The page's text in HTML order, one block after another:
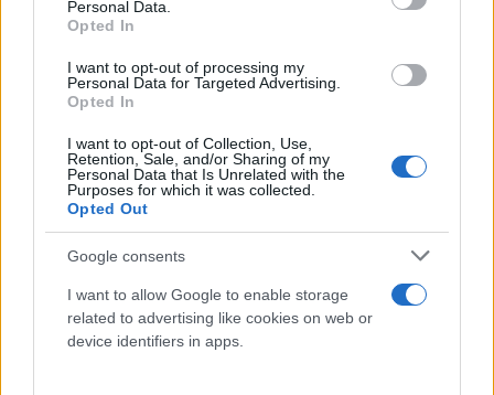
Personal Data.
Opted In
I want to opt-out of processing my
Personal Data for Targeted Advertising.
Opted In
I want to opt-out of Collection, Use,
Retention, Sale, and/or Sharing of my
Personal Data that Is Unrelated with the
Purposes for which it was collected.
Opted Out
Google consents
I want to allow Google to enable storage
related to advertising like cookies on web or
device identifiers in apps.
ΡΕΠΟΡΤΑΖ FLASH
Πόρτο Χέλι: Νεκρή η ιδιοκτήτρια
γνωστού ξενοδοχείου – Έπεσε από τον 6ο όροφο